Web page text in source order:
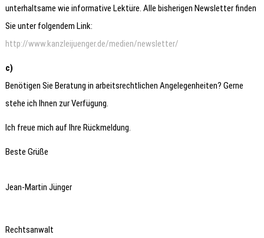
unterhaltsame wie informative Lektüre. Alle bisherigen Newsletter finden
Sie unter folgendem Link:
http://www.kanzleijuenger.de/medien/newsletter/
c)
Benötigen Sie Beratung in arbeitsrechtlichen Angelegenheiten? Gerne
stehe ich Ihnen zur Verfügung.
Ich freue mich auf Ihre Rückmeldung.
Beste Grüße
Jean-Martin Jünger
Rechtsanwalt